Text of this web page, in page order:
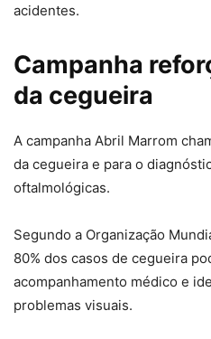
acidentes.
Campanha
da cegueira
A campanha Abril Marrom
da cegueira e para o
oftalmológicas.
Segundo a Organização
80% dos casos de cegueira
acompanhamento médico e
problemas visuais.